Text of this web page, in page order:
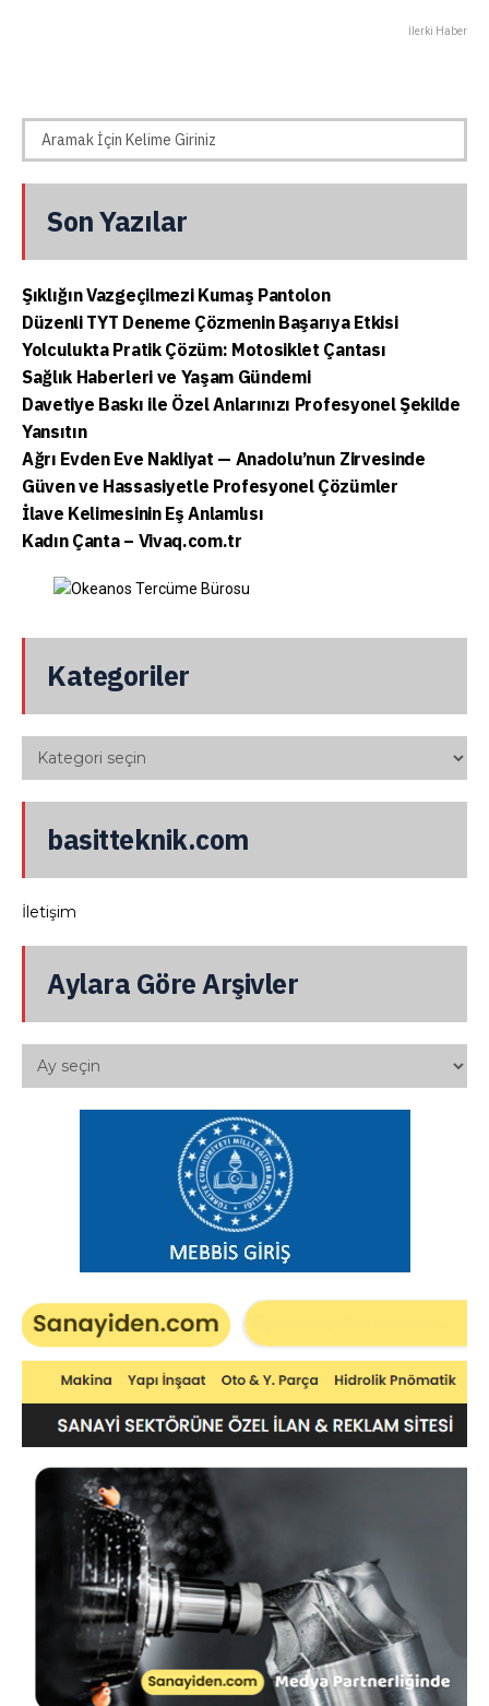
İlerki Haber
Son Yazılar
Şıklığın Vazgeçilmezi Kumaş Pantolon
Düzenli TYT Deneme Çözmenin Başarıya Etkisi
Yolculukta Pratik Çözüm: Motosiklet Çantası
Sağlık Haberleri ve Yaşam Gündemi
Davetiye Baskı ile Özel Anlarınızı Profesyonel Şekilde
Yansıtın
Ağrı Evden Eve Nakliyat — Anadolu’nun Zirvesinde
Güven ve Hassasiyetle Profesyonel Çözümler
İlave Kelimesinin Eş Anlamlısı
Kadın Çanta – Vivaq.com.tr
Kategoriler
basitteknik.com
İletişim
Aylara Göre Arşivler